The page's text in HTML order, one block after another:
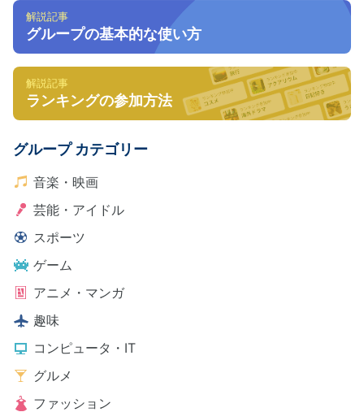
解説記事
グループの基本的な使い方
解説記事
ランキングの参加方法
グループ カテゴリー
音楽・映画
芸能・アイドル
スポーツ
ゲーム
アニメ・マンガ
趣味
コンピュータ・IT
グルメ
ファッション